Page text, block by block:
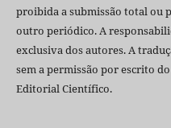
proibida a submissão total ou
outro periódico. A
exclusiva dos autores. A
sem a permissão por escrito
Editorial Científico.